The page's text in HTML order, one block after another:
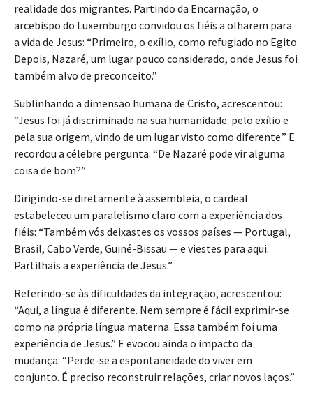
realidade dos migrantes. Partindo da Encarnação, o
arcebispo do Luxemburgo convidou os fiéis a olharem para
a vida de Jesus: “Primeiro, o exílio, como refugiado no Egito.
Depois, Nazaré, um lugar pouco considerado, onde Jesus foi
também alvo de preconceito.”
Sublinhando a dimensão humana de Cristo, acrescentou:
“Jesus foi já discriminado na sua humanidade: pelo exílio e
pela sua origem, vindo de um lugar visto como diferente.” E
recordou a célebre pergunta: “De Nazaré pode vir alguma
coisa de bom?”
Dirigindo-se diretamente à assembleia, o cardeal
estabeleceu um paralelismo claro com a experiência dos
fiéis: “Também vós deixastes os vossos países — Portugal,
Brasil, Cabo Verde, Guiné-Bissau — e viestes para aqui.
Partilhais a experiência de Jesus.”
Referindo-se às dificuldades da integração, acrescentou:
“Aqui, a língua é diferente. Nem sempre é fácil exprimir-se
como na própria língua materna. Essa também foi uma
experiência de Jesus.” E evocou ainda o impacto da
mudança: “Perde-se a espontaneidade do viver em
conjunto. É preciso reconstruir relações, criar novos laços.”